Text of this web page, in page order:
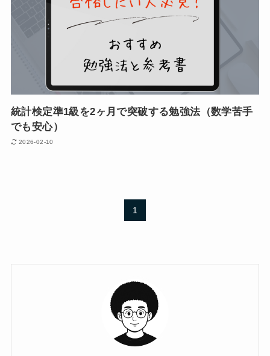
統計検定準1級を2ヶ月で突破する勉強法（数学苦手
でも安心）
2026-02-10
1